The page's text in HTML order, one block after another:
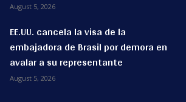
August 5, 2026
EE.UU. cancela la visa de la
embajadora de Brasil por demora en
avalar a su representante
August 5, 2026